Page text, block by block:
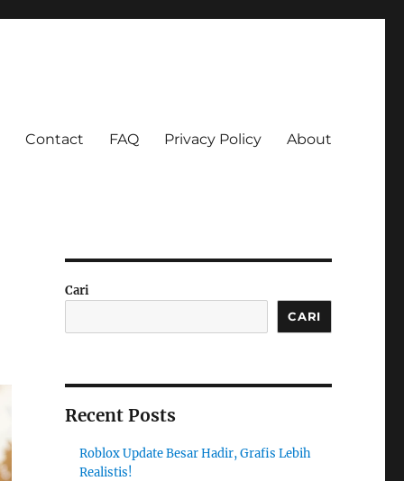
Contact FAQ Privacy Policy About
Cari
CARI
Recent Posts
Roblox Update Besar Hadir, Grafis Lebih
Realistis!